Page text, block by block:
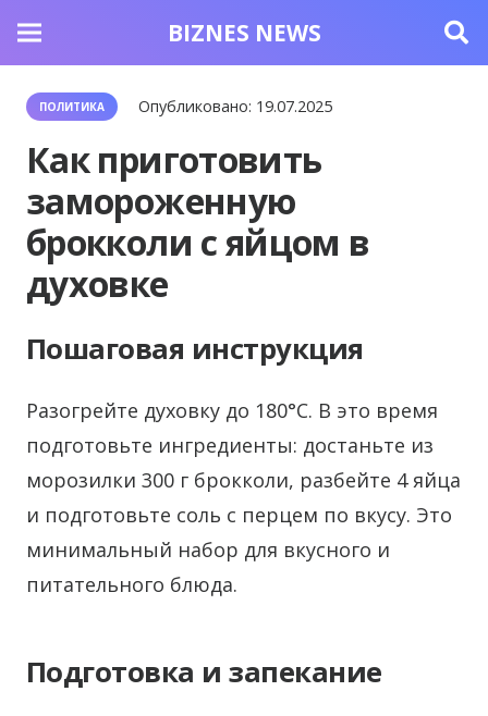
BIZNES NEWS
ПОЛИТИКА Опубликовано: 19.07.2025
Как приготовить
замороженную
брокколи с яйцом в
духовке
Пошаговая инструкция
Разогрейте духовку до 180°C. В это время
подготовьте ингредиенты: достаньте из
морозилки 300 г брокколи, разбейте 4 яйца
и подготовьте соль с перцем по вкусу. Это
минимальный набор для вкусного и
питательного блюда.
Подготовка и запекание